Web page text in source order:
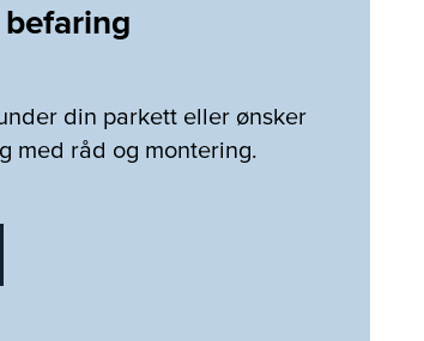
din parkett eller ønsker
med råd og montering.